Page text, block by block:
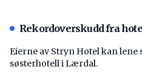
Rekordoverskudd fra
Eierne av Stryn Hotel kan lene
søsterhotell i Lærdal.